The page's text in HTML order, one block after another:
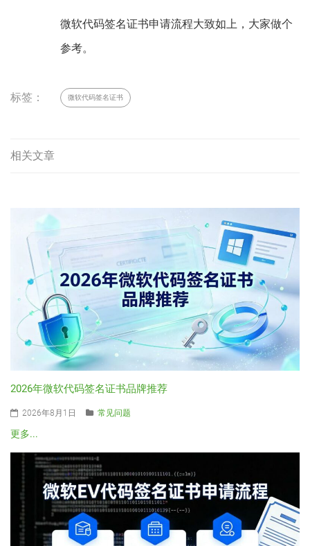
微软代码签名证书申请流程大致如上，大家做个
参考。
标签： 微软代码签名证书
相关文章
2026年微软代码签名证书品牌推荐
2026年8月1日 常见问题
更多...